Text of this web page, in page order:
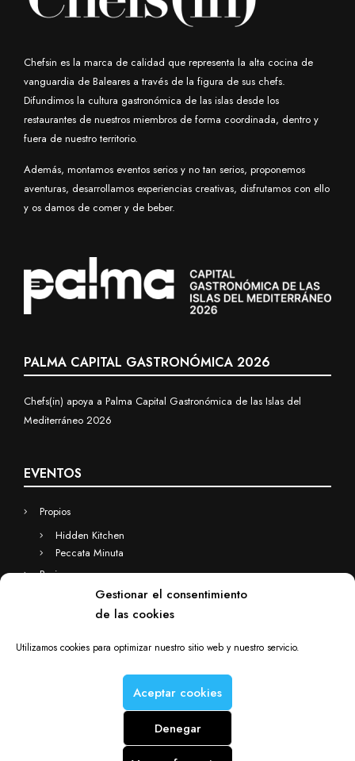
Gestionar el consentimiento
de las cookies
Utilizamos cookies para optimizar nuestro sitio web y nuestro servicio.
Aceptar cookies
Denegar
Chefsin es la marca de calidad que representa la alta cocina de
vanguardia de Baleares a través de la figura de sus chefs.
Difundimos la cultura gastronómica de las islas desde los
restaurantes de nuestros miembros de forma coordinada, dentro y
fuera de nuestro territorio.
Además, montamos eventos serios y no tan serios, proponemos
aventuras, desarrollamos experiencias creativas, disfrutamos con ello
y os damos de comer y de beber.
PALMA CAPITAL GASTRONÓMICA 2026
Chefs(in) apoya a Palma Capital Gastronómica de las Islas del
Mediterráneo 2026
EVENTOS
Propios
Hidden Kitchen
Peccata Minuta
Business
Eventos a medida
Hidden Kitchen Business
Chefs(in) is a Deacorde brand © Copyright 2012-2025. All rights
reserved.